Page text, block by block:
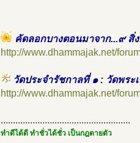
คัดลอกบางตอนมาจาก...๙ สิ่
http://www.dhammajak.net/
วัดประจำรัชกาลที่ ๑ : วัดพร
http://www.dhammajak.net/
.....................................................
ทำดีได้ดี ทำชั่วได้ชั่ว เป็นกฎตายตัว